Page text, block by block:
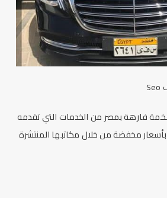
Seo
فارهة بمصر من الخدمات التي تقدمه
مخفضة من خلال مكاتبها المنتشرة